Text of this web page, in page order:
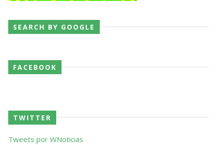
SEARCH BY GOOGLE
FACEBOOK
TWITTER
Tweets por WNoticias